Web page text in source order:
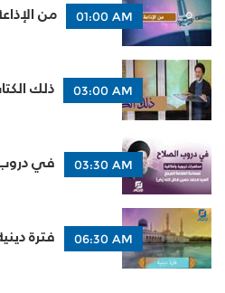
01:00 AM من
03:00 AM ذلك
03:30 AM في
06:30 AM فترة